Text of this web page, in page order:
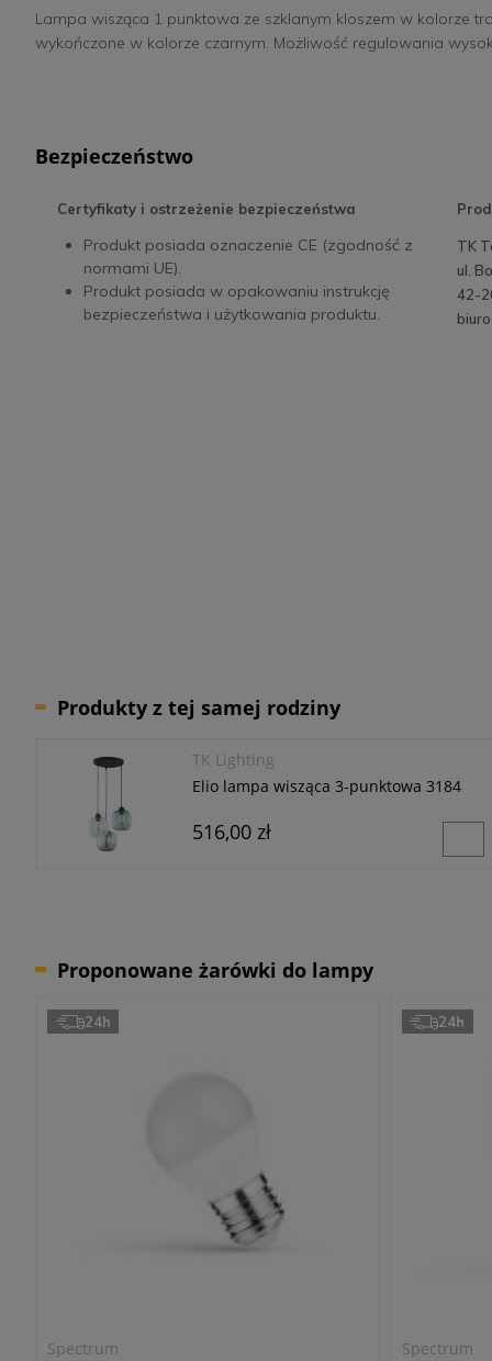
Lampa wisząca 1 punktowa ze szklanym kloszem w kolorze
wykończone w kolorze czarnym. Możliwość regulowania
Bezpieczeństwo
TK
ul.
42-
Certyfikaty i ostrzeżenie bezpieczeństwa
Produkt posiada oznaczenie CE (zgodność z
normami UE).
Produkt posiada w opakowaniu instrukcję
bezpieczeństwa i użytkowania produktu.
Produkty z tej samej rodziny
TK Lighting
Elio lampa wisząca 3-punktowa 3184
516,00 zł
Proponowane żarówki do lampy
Spectrum
24h
Spectrum
24h